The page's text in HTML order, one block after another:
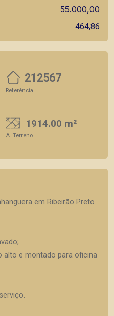
55.000,00
464,86
212567
Referência
1914.00 m²
A. Terreno
em Ribeirão Preto
alto e montado para oficina